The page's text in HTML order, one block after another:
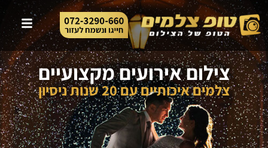
צילום אירועים מקצועיים
צלמים איכותיים עם 20 שנות ניסיון